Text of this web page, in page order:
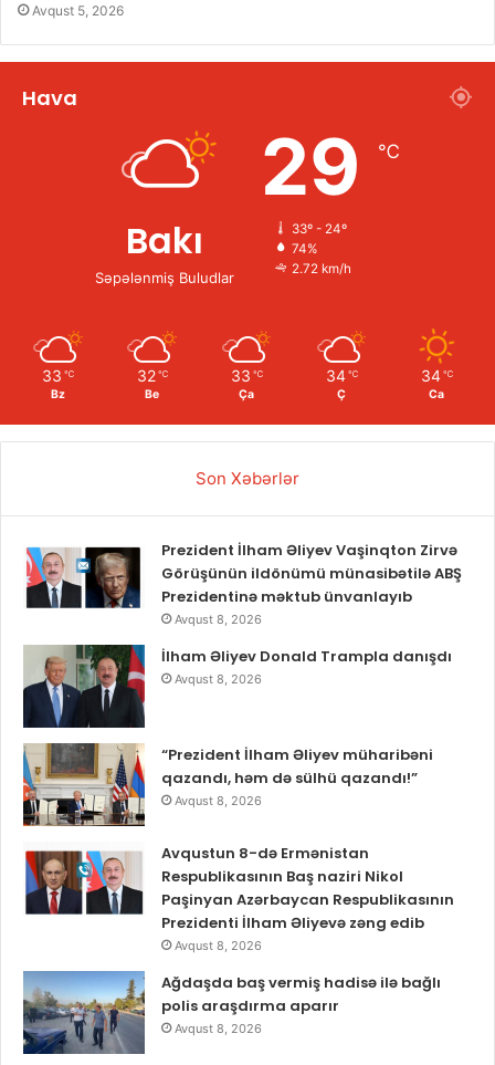
Avqust 5, 2026
Hava
Bakı
Səpələnmiş Buludlar
29 ℃
33º - 24º
74%
2.72 km/h
33 ℃
Bz
32 ℃
Be
33 ℃
Ça
34 ℃
Ç
34 ℃
Ca
Son Xəbərlər
Prezident İlham Əliyev Vaşinqton Zirvə
Görüşünün ildönümü münasibətilə ABŞ
Prezidentinə məktub ünvanlayıb
Avqust 8, 2026
İlham Əliyev Donald Trampla danışdı
Avqust 8, 2026
“Prezident İlham Əliyev müharibəni
qazandı, həm də sülhü qazandı!”
Avqust 8, 2026
Avqustun 8-də Ermənistan
Respublikasının Baş naziri Nikol
Paşinyan Azərbaycan Respublikasının
Prezidenti İlham Əliyevə zəng edib
Avqust 8, 2026
Ağdaşda baş vermiş hadisə ilə bağlı
polis araşdırma aparır
Avqust 8, 2026